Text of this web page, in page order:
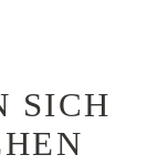
SICH